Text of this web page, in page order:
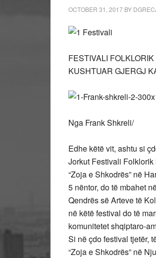
OCTOBER 31, 2017 BY
FESTIVALI
KUSHTUAR GJERGJ
Nga Frank Shkreli/
Edhe këtë vit, ashtu si
Jorkut Festivali
“Zoja e Shkodrës” në
5 nëntor, do të mbahet
Qendrës së Arteve të
në këtë festival do të
komunitetet shqiptaro-
Si në çdo festival tjetër,
“Zoja e Shkodrës” në